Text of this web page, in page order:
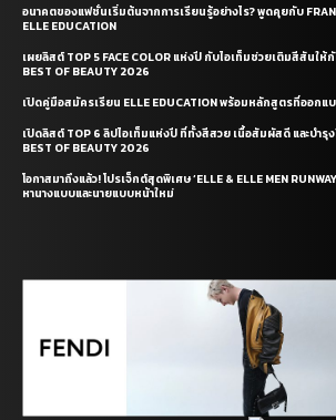
อนาคตของแฟชั่นเริ่มต้นจากการเรียนรู้อย่างไร? พูดคุยกับ
ELLE EDUCATION
เผยลิสต์ TOP 5 FACE COLOR แห่งปี กับไอเท็มช่วยเติมสีสันให้
BEST OF BEAUTY 2026
เปิดคู่มือสมัครเรียน ELLE EDUCATION พร้อมหลักสูตรที่ออกแ
เปิดลิสต์ TOP 6 ลิปไอเท็มแห่งปี ที่ทั้งสีสวย เนื้อสัมผัสดี และบำรุ
BEST OF BEAUTY 2026
โอกาสมาถึงแล้ว! โปรเจ็กต์สุดพิเศษ ‘ELLE & ELLE MEN
หานางแบบและนายแบบหน้าใหม่